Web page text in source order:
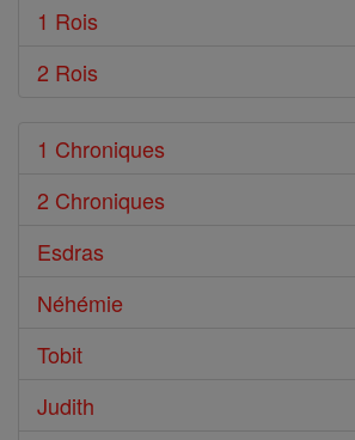
1 Rois
2 Rois
1 Chroniques
2 Chroniques
Esdras
Néhémie
Tobit
Judith